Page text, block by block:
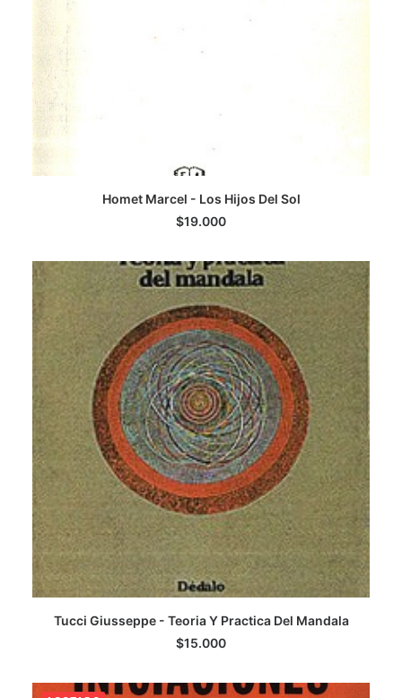
LEER MÁS
Homet Marcel - Los Hijos Del Sol
$19.000
AGREGAR AL CARRITO
Tucci Giusseppe - Teoria Y Practica Del Mandala
$15.000